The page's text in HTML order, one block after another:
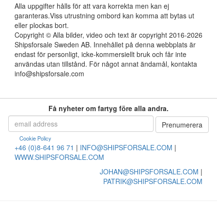
Alla uppgifter hålls för att vara korrekta men kan ej
garanteras.Viss utrustning ombord kan komma att bytas ut
eller plockas bort.
Copyright © Alla bilder, video och text är copyright 2016-2026
Shipsforsale Sweden AB. Innehållet på denna webbplats är
endast för personligt, icke-kommersiellt bruk och får inte
användas utan tillstånd. För något annat ändamål, kontakta
info@shipsforsale.com
Få nyheter om fartyg före alla andra.
Cookie Policy
+46 (0)8-641 96 71 | INFO@SHIPSFORSALE.COM |
WWW.SHIPSFORSALE.COM
JOHAN@SHIPSFORSALE.COM |
PATRIK@SHIPSFORSALE.COM